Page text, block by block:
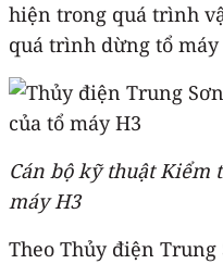
hiện trong quá trình
quá trình dừng tổ
Cán bộ kỹ thuật Kiểm
máy H3
Theo Thủy điện